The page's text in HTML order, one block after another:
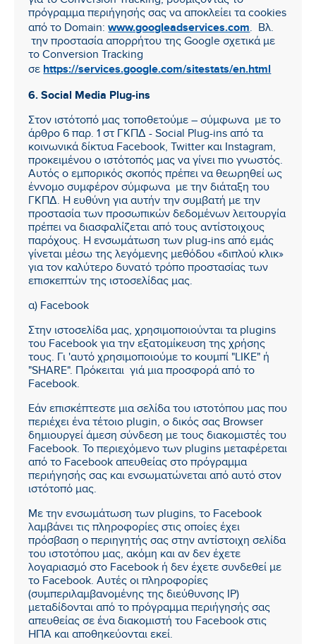
πρόγραμμα περιήγησής σας να αποκλείει τα cookies
από το Domain:www.googleadservices.com. Βλ.
την προστασία απορρήτου της Google σχετικά με
το Conversion Tracking
σεhttps://services.google.com/sitestats/en.html
6. Social Media Plug-ins
Στον ιστότοπό μας τοποθετούμε – σύμφωνα με το
άρθρο 6 παρ. 1 στ ΓΚΠΔ - Social Plug-ins από τα
κοινωνικά δίκτυα Facebook, Twitter και Instagram,
προκειμένου ο ιστότοπός μας να γίνει πιο γνωστός.
Αυτός ο εμπορικός σκοπός πρέπει να θεωρηθεί ως
έννομο συμφέρον σύμφωνα με την διάταξη του
ΓΚΠΔ. Η ευθύνη για αυτήν την συμβατή με την
προστασία των προσωπικών δεδομένων λειτουργία
πρέπει να διασφαλίζεται από τους αντίστοιχους
παρόχους. Η ενσωμάτωση των plug-ins από εμάς
γίνεται μέσω της λεγόμενης μεθόδου «διπλού κλικ»
για τον καλύτερο δυνατό τρόπο προστασίας των
επισκεπτών της ιστοσελίδας μας.
α) Facebook
Στην ιστοσελίδα μας, χρησιμοποιούνται τα plugins
του Facebook για την εξατομίκευση της χρήσης
τους. Γι 'αυτό χρησιμοποιούμε το κουμπί "LIKE" ή
"SHARE". Πρόκειται γιά μια προσφορά από το
Facebook.
Εάν επισκέπτεστε μια σελίδα του ιστοτόπου μας που
περιέχει ένα τέτοιο plugin, ο δικός σας Browser
δημιουργεί άμεση σύνδεση με τους διακομιστές του
Facebook. Το περιεχόμενο των plugins μεταφέρεται
από το Facebook απευθείας στο πρόγραμμα
περιήγησής σας και ενσωματώνεται από αυτό στον
ιστότοπό μας.
Με την ενσωμάτωση των plugins, το Facebook
λαμβάνει τις πληροφορίες στις οποίες έχει
πρόσβαση ο περιηγητής σας στην αντίστοιχη σελίδα
του ιστοτόπου μας, ακόμη και αν δεν έχετε
λογαριασμό στο Facebook ή δεν έχετε συνδεθεί με
το Facebook. Αυτές οι πληροφορίες
(συμπεριλαμβανομένης της διεύθυνσης IP)
μεταδίδονται από το πρόγραμμα περιήγησής σας
απευθείας σε ένα διακομιστή του Facebook στις
ΗΠΑ και αποθηκεύονται εκεί.